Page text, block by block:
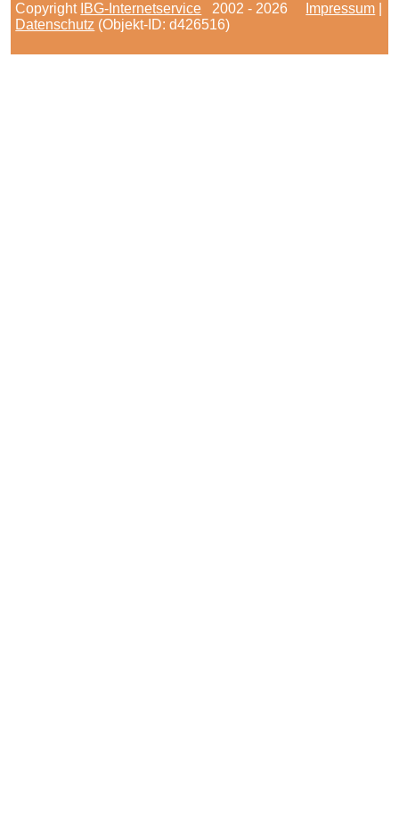
Copyright IBG-Internetservice 2002 - 2026 Impressum
Datenschutz (Objekt-ID: d426516)